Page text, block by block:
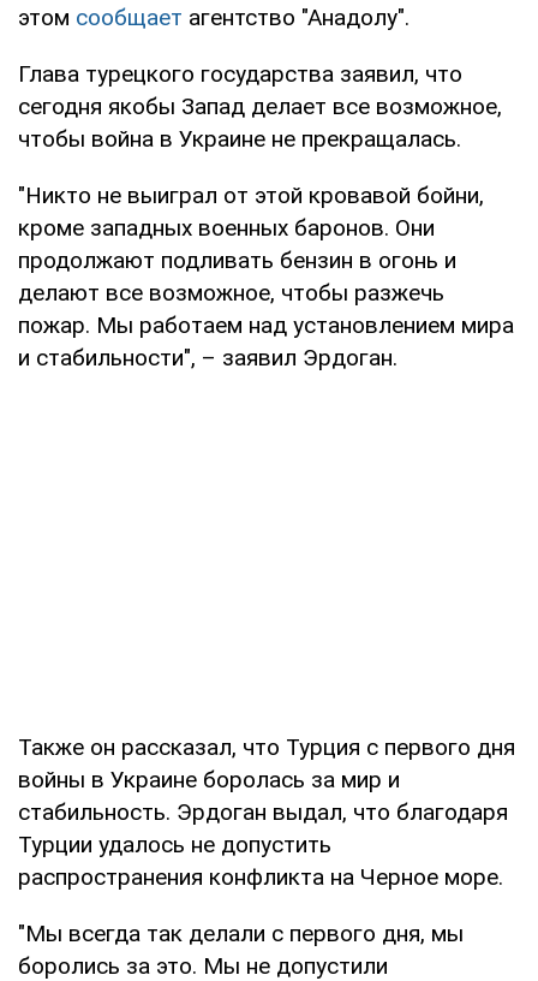
этом сообщает агентство "Анадолу".
Глава турецкого государства заявил, что
сегодня якобы Запад делает все возможное,
чтобы война в Украине не прекращалась.
"Никто не выиграл от этой кровавой бойни,
кроме западных военных баронов. Они
продолжают подливать бензин в огонь и
делают все возможное, чтобы разжечь
пожар. Мы работаем над установлением мира
и стабильности", – заявил Эрдоган.
Также он рассказал, что Турция с первого дня
войны в Украине боролась за мир и
стабильность. Эрдоган выдал, что благодаря
Турции удалось не допустить
распространения конфликта на Черное море.
"Мы всегда так делали с первого дня, мы
боролись за это. Мы не допустили